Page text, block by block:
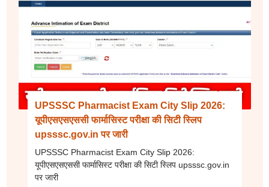
UPSSSC Pharmacist Exam City Slip 2026:
यूपीएसएसएससी फार्मासिस्ट परीक्षा की सिटी स्लिप
upsssc.gov.in पर जारी
UPSSSC Pharmacist Exam City Slip 2026:
यूपीएसएसएससी फार्मासिस्ट परीक्षा की सिटी स्लिप upsssc.gov.in
पर जारी